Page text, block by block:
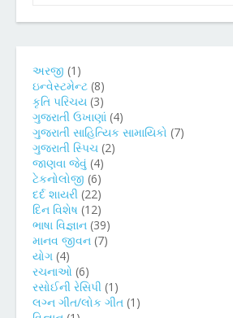
અરજી (1)
ઇન્વેસ્ટમેન્ટ (8)
કૃતિ પરિચય (3)
ગુજરાતી ઉખાણાં (4)
ગુજરાતી સાહિત્યિક સામાયિકો (7)
ગુજરાતી સ્પિચ (2)
જાણવા જેવું (4)
ટેકનોલોજી (6)
દર્દ શાયરી (22)
દિન વિશેષ (12)
ભાષા વિજ્ઞાન (39)
માનવ જીવન (7)
યોગ (4)
રચનાઓ (6)
રસોઈની રેસિપી (1)
લગ્ન ગીત/લોક ગીત (1)